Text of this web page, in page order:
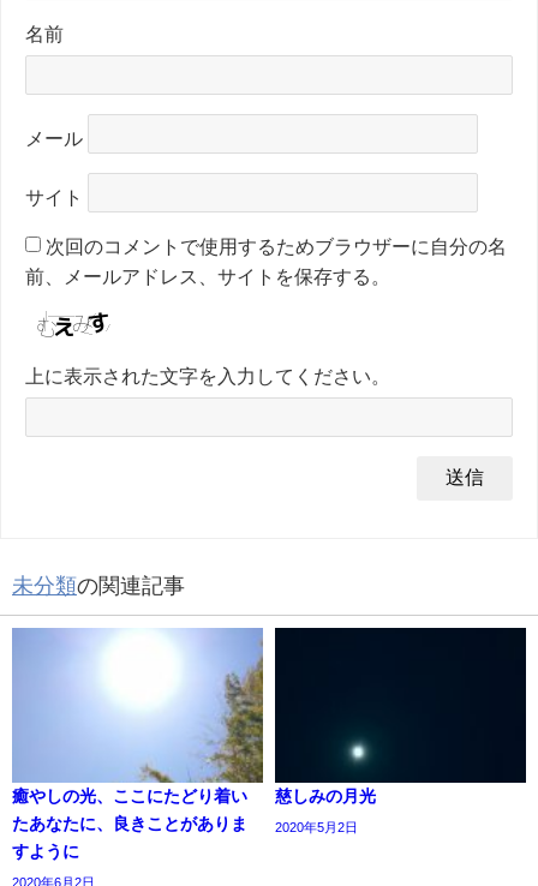
名前
メール
サイト
次回のコメントで使用するためブラウザーに自分の名
前、メールアドレス、サイトを保存する。
上に表示された文字を入力してください。
未分類の関連記事
癒やしの光、ここにたどり着い
たあなたに、良きことがありま
すように
2020年6月2日
慈しみの月光
2020年5月2日